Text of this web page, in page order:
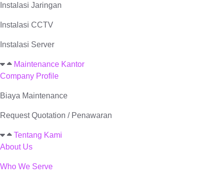
Instalasi Jaringan
Instalasi CCTV
Instalasi Server
Maintenance Kantor
Company Profile
Biaya Maintenance
Request Quotation / Penawaran
Tentang Kami
About Us
Who We Serve